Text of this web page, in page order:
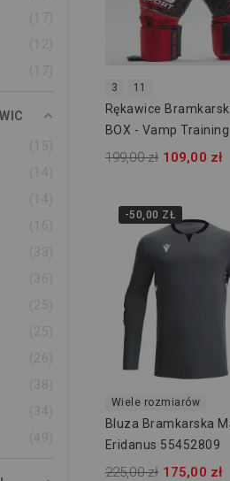
17
12
17
15
14
14
16
33
36
25
25
26
38
34
49
3 11
Rękawice
BOX - Vamp Training
199,00 zł 109,00 zł
-50,00 ZŁ
Wiele rozmiarów
Bluza Bramkarska
Eridanus 55452809
225,00 zł 175,00 zł